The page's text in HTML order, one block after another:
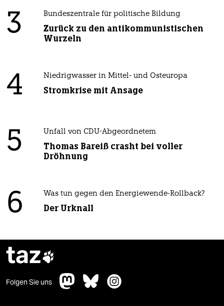
3 Bundeszentrale für politische Bildung
Zurück zu den antikommunistischen
Wurzeln
4 Niedrigwasser in Mittel- und Osteuropa
Stromkrise mit Ansage
5 Unfall von CDU-Abgeordnetem
Thomas Bareiß crasht bei voller
Dröhnung
6 Was tun gegen den Energiewende-Rollback?
Der Urknall
taz
Folgen Sie uns